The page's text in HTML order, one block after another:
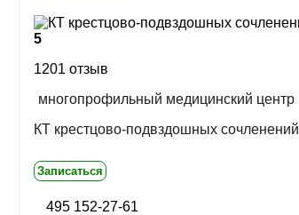
5
1201 отзыв
многопрофильный медицинский центр
КТ крестцово-подвздошных сочленений
Записаться
495 152-27-61